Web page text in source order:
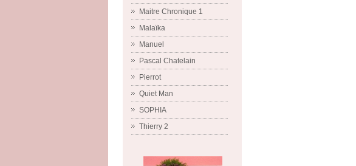
Maitre Chronique 1
Malaïka
Manuel
Pascal Chatelain
Pierrot
Quiet Man
SOPHIA
Thierry 2